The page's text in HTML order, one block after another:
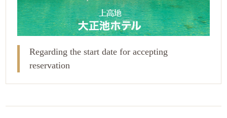
Regarding the start date for accepting
reservation